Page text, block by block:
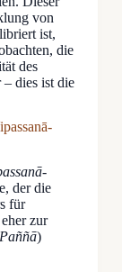
von
ist,
die
des
– dies ist die
der die
für
zur
Paññā)